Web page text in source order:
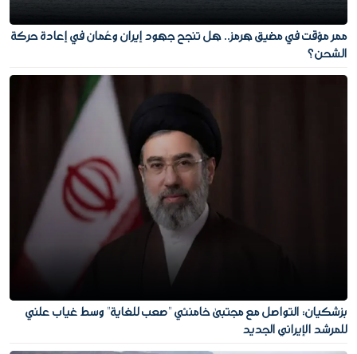
ممر مؤقت في مضيق هرمز.. هل تنجح جهود إيران وعُمان في إعادة حركة
الشحن؟
بزشكيان: التواصل مع مجتبى خامنئي "صعب للغاية" وسط غياب علني
للمرشد الإيراني الجديد